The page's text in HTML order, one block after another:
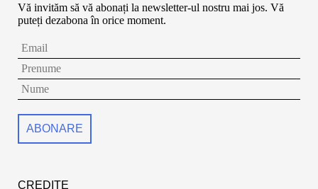
Vă invităm să vă abonați la newsletter-ul nostru mai jos. Vă
puteți dezabona în orice moment.
CREDITE